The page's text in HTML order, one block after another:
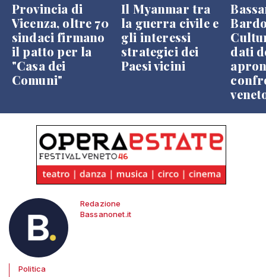
Provincia di
Vicenza, oltre 70
sindaci firmano
il patto per la
"Casa dei
Comuni"
Il Myanmar tra
la guerra civile e
gli interessi
strategici dei
Paesi vicini
dati
Redazione
Bassanonet.it
Politica